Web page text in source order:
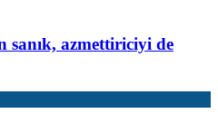
sanık, azmettiriciyi de